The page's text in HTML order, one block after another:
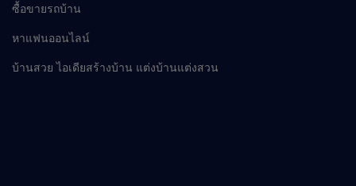
ซื้อขายรถบ้าน
หาแฟนออนไลน์
บ้านสวย ไอเดียสร้างบ้าน แต่งบ้านแต่งสวน